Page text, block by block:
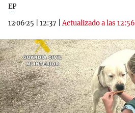
EP
12·06·25
12:37 |Actualizado a las 12:56